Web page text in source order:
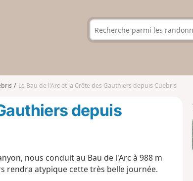
Le Bau de l'Arc et la Crête des Gauthiers depuis Cuebris
depuis
nous conduit au Bau de l'Arc à 988 m
rendra atypique cette très belle journée.